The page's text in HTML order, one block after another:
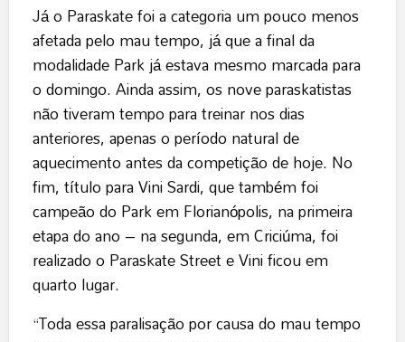
Já o Paraskate foi a categoria um pouco menos
afetada pelo mau tempo, já que a final da
modalidade Park já estava mesmo marcada para
o domingo. Ainda assim, os nove paraskatistas
não tiveram tempo para treinar nos dias
anteriores, apenas o período natural de
aquecimento antes da competição de hoje. No
fim, título para Vini Sardi, que também foi
campeão do Park em Florianópolis, na primeira
etapa do ano – na segunda, em Criciúma, foi
realizado o Paraskate Street e Vini ficou em
quarto lugar.
“Toda essa paralisação por causa do mau tempo